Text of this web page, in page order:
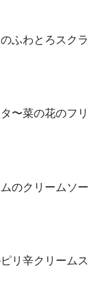
ふわとろスクラ
〜菜の花のフリ
のクリームソー
リ辛クリームス